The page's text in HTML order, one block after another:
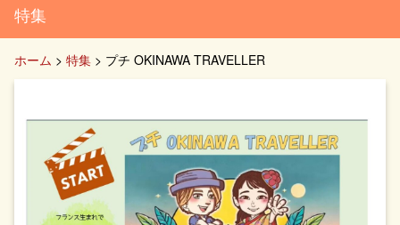
特集
ホーム > 特集 > プチ OKINAWA TRAVELLER